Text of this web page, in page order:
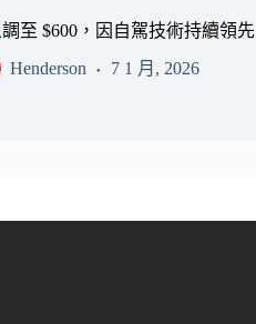
至 $600，因自駕技術持續領先
Henderson
7 1 月, 2026